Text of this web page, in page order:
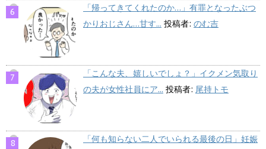
「帰ってきてくれたのか…」有罪となったぶつ
かりおじさん…甘す... 投稿者: のむ吉
「こんな夫、嬉しいでしょ？」イクメン気取り
の夫が女性社員にア... 投稿者: 尾持トモ
「何も知らない二人でいられる最後の日」妊娠